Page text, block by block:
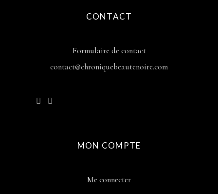
CONTACT
Formulaire de contact
contact@chroniquebeautenoire.com
MON COMPTE
Me connecter